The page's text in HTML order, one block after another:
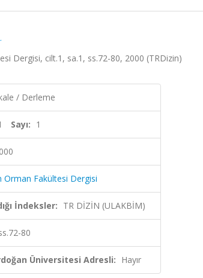
Dergisi, cilt.1, sa.1, ss.72-80, 2000 (TRDizin)
/ Derleme
Sayı: 1
Orman Fakültesi Dergisi
İndeksler: TR DİZİN (ULAKBİM)
80
Üniversitesi Adresli: Hayır